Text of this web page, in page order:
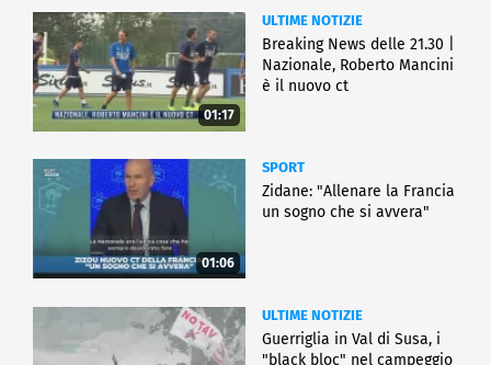
01:17
ULTIME NOTIZIE
Breaking News delle 21.30 |
Nazionale, Roberto Mancini
è il nuovo ct
01:06
SPORT
Zidane: "Allenare la Francia
un sogno che si avvera"
ULTIME NOTIZIE
Guerriglia in Val di Susa, i
"black bloc" nel campeggio